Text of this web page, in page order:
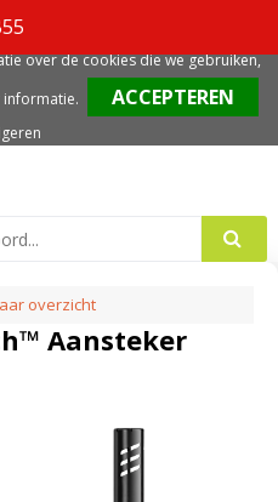
0
overzicht
Aansteker
adviseren we deze
over de cookies die we gebruiken,
informatie.